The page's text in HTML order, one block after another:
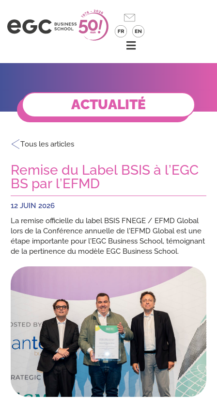
ACTUALITÉ
Tous les articles
Remise du Label BSIS à l’EGC
BS par l’EFMD
12 JUIN 2026
La remise officielle du label BSIS FNEGE / EFMD Global
lors de la Conférence annuelle de l'EFMD Global est une
étape importante pour l'EGC Business School, témoignant
de la pertinence du modèle EGC Business School.